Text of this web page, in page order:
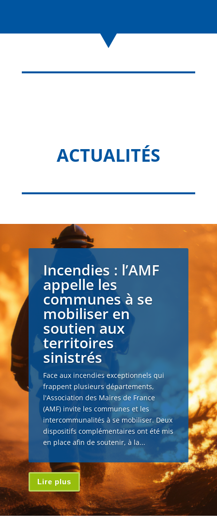
ACTUALITÉS
Incendies : l’AMF
appelle les
communes à se
mobiliser en
soutien aux
territoires
sinistrés
Face aux incendies exceptionnels qui
frappent plusieurs départements,
l'Association des Maires de France
(AMF) invite les communes et les
intercommunalités à se mobiliser. Deux
dispositifs complémentaires ont été mis
en place afin de soutenir, à la...
Lire plus